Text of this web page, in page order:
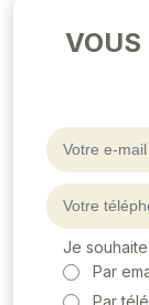
VOUS
Je
Par
Par